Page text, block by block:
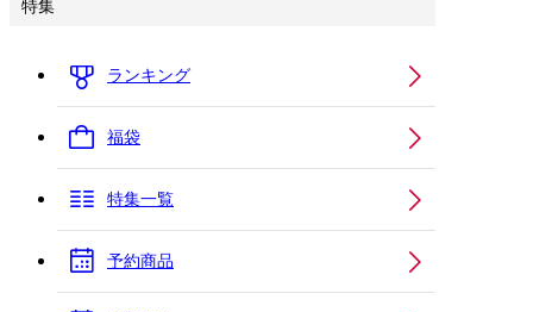
特集
ランキング
福袋
特集一覧
予約商品